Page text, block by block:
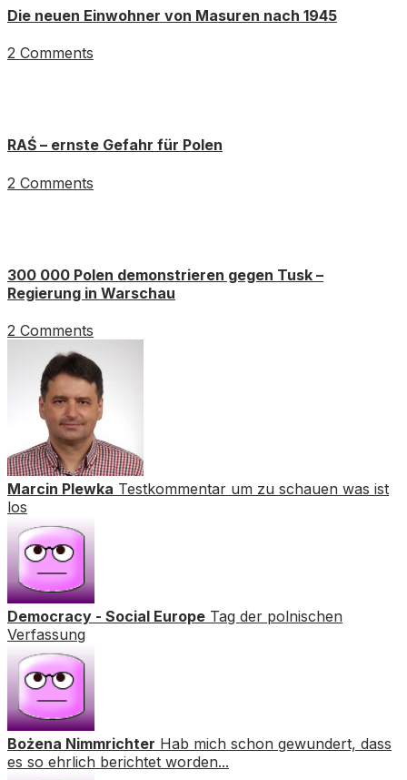
Die neuen Einwohner von Masuren nach 1945
2 Comments
RAŚ – ernste Gefahr für Polen
2 Comments
300 000 Polen demonstrieren gegen Tusk –
Regierung in Warschau
2 Comments
Marcin Plewka Testkommentar um zu schauen was ist
los
Democracy - Social Europe Tag der polnischen
Verfassung
Bożena Nimmrichter Hab mich schon gewundert, dass
es so ehrlich berichtet worden...